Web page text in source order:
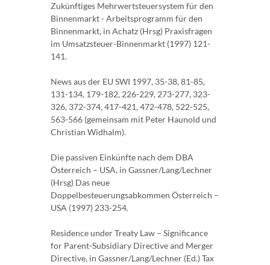
Zukünftiges Mehrwertsteuersystem für den
Binnenmarkt - Arbeitsprogramm für den
Binnenmarkt, in Achatz (Hrsg) Praxisfragen
im Umsatzsteuer-Binnenmarkt (1997) 121-
141.
News aus der EU SWI 1997, 35-38, 81-85,
131-134, 179-182, 226-229, 273-277, 323-
326, 372-374, 417-421, 472-478, 522-525,
563-566 (gemeinsam mit Peter Haunold und
Christian Widhalm).
Die passiven Einkünfte nach dem DBA
Österreich – USA, in Gassner/Lang/Lechner
(Hrsg) Das neue
Doppelbesteuerungsabkommen Österreich –
USA (1997) 233-254.
Residence under Treaty Law – Significance
for Parent-Subsidiary Directive and Merger
Directive, in Gassner/Lang/Lechner (Ed.) Tax